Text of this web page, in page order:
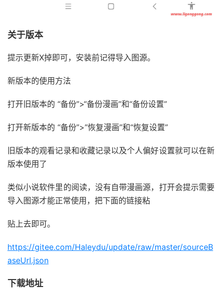
关于版本
提示更新X掉即可，安装前记得导入图源。
新版本的使用方法
打开旧版本的 “备份”>“备份漫画”和“备份设置”
打开新版本的 “备份”>”恢复漫画”和“恢复设置”
旧版本的观看记录和收藏记录以及个人偏好设置就可以在新
版本使用了
类似小说软件里的阅读，没有自带漫画源，打开会提示需要
导入图源才能正常使用，把下面的链接粘
贴上去即可。
https://gitee.com/Haleydu/update/raw/master/sourceB
aseUrl.json
下载地址